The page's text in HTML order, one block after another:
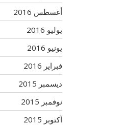
أغسطس 2016
يوليو 2016
يونيو 2016
فبراير 2016
ديسمبر 2015
نوفمبر 2015
أكتوبر 2015